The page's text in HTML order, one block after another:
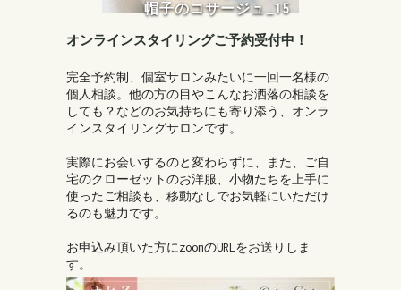
帽子のコサージュ_15
オンラインスタイリングご予約受付中！
完全予約制、個室サロンみたいに一回一名様の
個人相談。他の方の目やこんなお洒落の相談を
しても？などのお気持ちにも寄り添う、オンラ
インスタイリングサロンです。
実際にお会いするのと変わらずに、また、ご自
宅のクローゼットのお洋服、小物たちを上手に
使ったご相談も、移動なしでお気軽にいただけ
るのも魅力です。
お申込み頂いた方にzoomのURLをお送りしま
す。